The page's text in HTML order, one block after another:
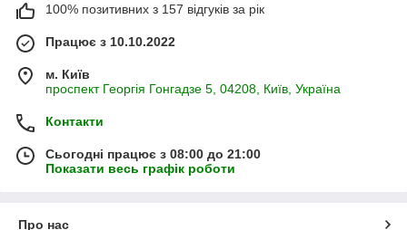
100% позитивних з 157 відгуків за рік
Працює з 10.10.2022
м. Київ
проспект Георгія Гонгадзе 5, 04208, Київ, Україна
Контакти
Сьогодні працює з 08:00 до 21:00
Показати весь графік роботи
Про нас